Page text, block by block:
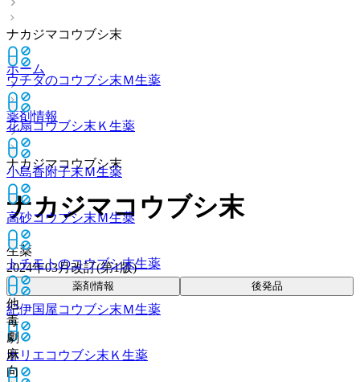
ナカジマコウブシ末
ウチダのコウブシ末Ｍ生薬
花扇コウブシ末Ｋ 生薬
小島香附子末Ｍ生薬
高砂コウブシ末Ｍ生薬
トチモトのコウブシ末生薬
紀伊国屋コウブシ末Ｍ生薬
ホリエコウブシ末Ｋ 生薬
ホーム
薬剤情報
ナカジマコウブシ末
ナカジマコウブシ末
生薬
2024年03月改訂(第1版)
薬剤情報 後発品
他
毒
劇
麻
向